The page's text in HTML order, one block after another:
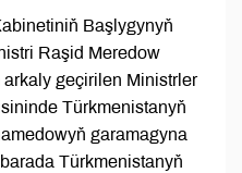
Başlygynyň
Raşid Meredow
geçirilen Ministrler
Türkmenistanyň
garamagyna
Türkmenistanyň